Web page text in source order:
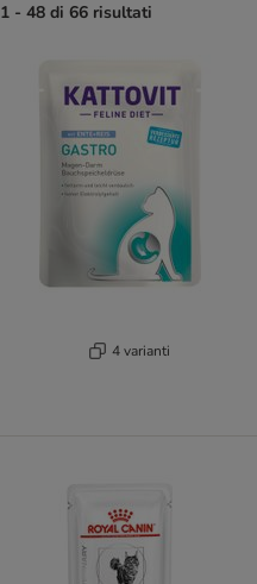
1 - 48 di 66 risultati
4 varianti